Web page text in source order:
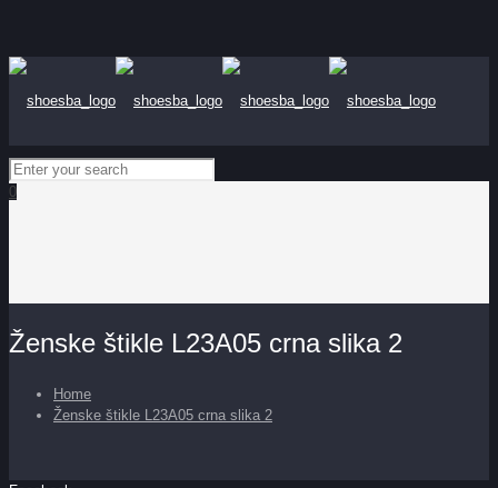
0
Ženske štikle L23A05 crna slika 2
Home
Ženske štikle L23A05 crna slika 2